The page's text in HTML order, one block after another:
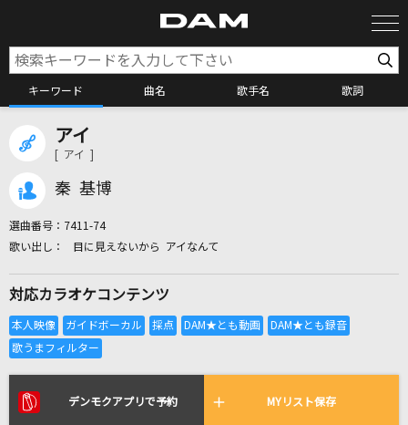
キーワード 曲名 歌手名 歌詞
全国りれき
リアルタイムで歌われている曲の一覧
形
アイ
[ アイ ]
秦 基博
選曲番号： 7411-74
目に見えないから アイなんて
対応カラオケコンテンツ
デンモクアプリで予約 MYリスト保存